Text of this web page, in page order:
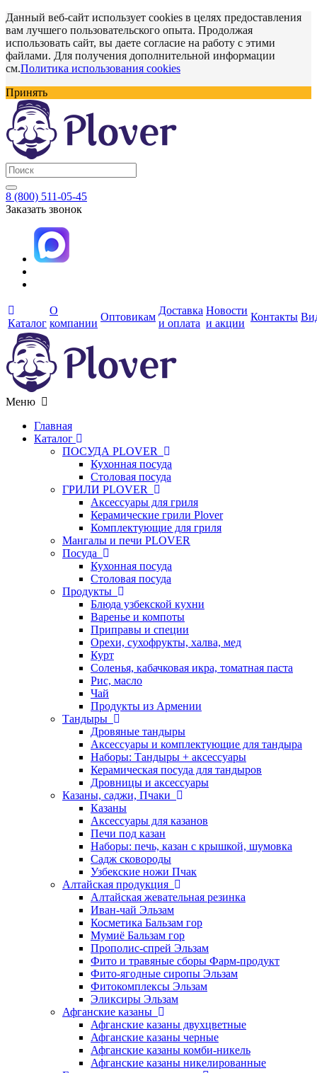
Данный веб-сайт использует cookies в целях предоставления
вам лучшего пользовательского опыта. Продолжая
использовать сайт, вы даете согласие на работу с этими
файлами. Для получения дополнительной информации
см.Политика использования cookies
Принять
8 (800) 511-05-45
Заказать звонок
Каталог
О
компании
Оптовикам
Доставка
и оплата
Новости
и акции
Контакты
Меню
Главная
Каталог
ПОСУДА PLOVER
Кухонная посуда
Столовая посуда
ГРИЛИ PLOVER
Аксессуары для гриля
Керамические грили Plover
Комплектующие для гриля
Мангалы и печи PLOVER
Посуда
Кухонная посуда
Столовая посуда
Продукты
Блюда узбекской кухни
Варенье и компоты
Приправы и специи
Орехи, сухофрукты, халва, мед
Курт
Соленья, кабачковая икра, томатная паста
Рис, масло
Чай
Продукты из Армении
Тандыры
Дровяные тандыры
Аксессуары и комплектующие для тандыра
Наборы: Тандыры + аксессуары
Керамическая посуда для тандыров
Дровницы и аксессуары
Казаны, саджи, Пчаки
Казаны
Аксессуары для казанов
Печи под казан
Наборы: печь, казан с крышкой, шумовка
Садж сковороды
Узбекские ножи Пчак
Алтайская продукция
Алтайская жевательная резинка
Иван-чай Эльзам
Косметика Бальзам гор
Мумиё Бальзам гор
Прополис-спрей Эльзам
Фито и травяные сборы Фарм-продукт
Фито-ягодные сиропы Эльзам
Фитокомплексы Эльзам
Эликсиры Эльзам
Афганские казаны
Афганские казаны двухцветные
Афганские казаны черные
Афганские казаны комби-никель
Афганские казаны никелированные